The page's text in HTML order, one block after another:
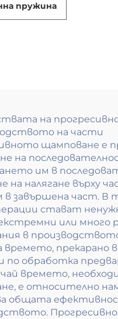
пружина
на
на части
щамповане е
на
им в
на налягане върху
завършена част. В
стават
или много
в
времето, прекарано
по обработка
времето,
е относително
общата